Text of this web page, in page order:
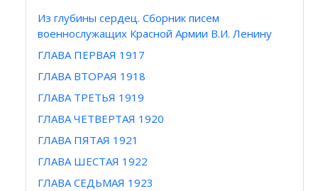
Из глубины сердец. Сборник писем
военнослужащих Красной Армии В.И. Ленину
ГЛАВА ПЕРВАЯ 1917
ГЛАВА ВТОРАЯ 1918
ГЛАВА ТРЕТЬЯ 1919
ГЛАВА ЧЕТВЕРТАЯ 1920
ГЛАВА ПЯТАЯ 1921
ГЛАВА ШЕСТАЯ 1922
ГЛАВА СЕДЬМАЯ 1923